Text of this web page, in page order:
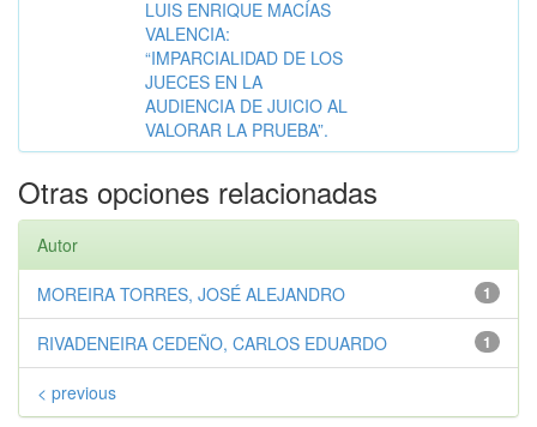
LUIS ENRIQUE MACÍAS
VALENCIA:
“IMPARCIALIDAD DE LOS
JUECES EN LA
AUDIENCIA DE JUICIO AL
VALORAR LA PRUEBA”.
Otras opciones relacionadas
Autor
1
MOREIRA TORRES, JOSÉ ALEJANDRO
1
RIVADENEIRA CEDEÑO, CARLOS EDUARDO
< previous